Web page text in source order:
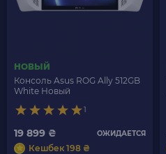
НОВЫЙ
Консоль Asus ROG Ally 512GB
White Новый
1
19 899 ₴ ОЖИДАЕТСЯ
Кешбек 198 ₴